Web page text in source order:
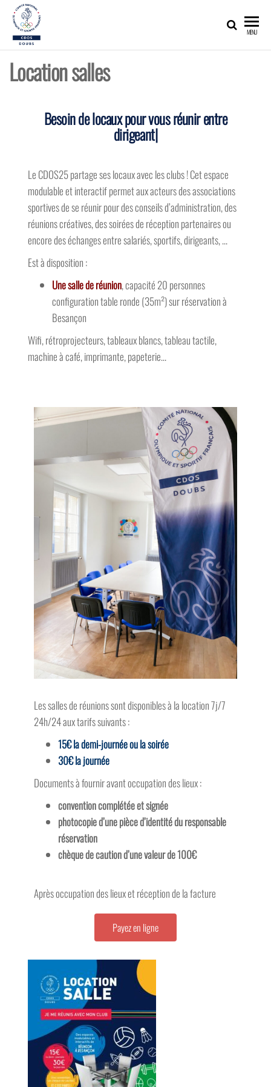
valoriser les
olympiques
et sportives
MENU
Location salles
Besoin de locaux pour vous réunir entre|
modulable et interactif permet aux acteurs des associations
sportives de se réunir pour des conseils d’administration, des
réunions créatives, des soirées de réception partenaires ou
encore des échanges entre salariés, sportifs, dirigeants, …
Est à disposition :
Une salle de réunion
configuration table ronde (35m²) sur réservation à
Besançon
Wifi, rétroprojecteurs, tableaux blancs, tableau tactile,
machine à café, imprimante, papeterie…
24h/24 aux tarifs suivants :
15€ la demi-journée ou la soirée
30€ la journée
Documents à fournir avant occupation des lieux :
convention complétée et signée
photocopie d’une pièce d’identité du responsable
réservation
chèque de caution d’une valeur de 100€
Payez en ligne